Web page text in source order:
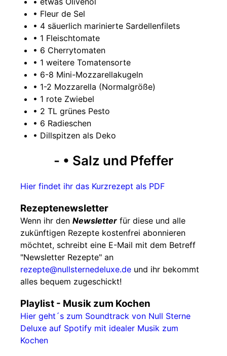
• Fleur de Sel
• 4 säuerlich marinierte Sardellenfilets
• 1 Fleischtomate
• 6 Cherrytomaten
• 1 weitere Tomatensorte
• 6-8 Mini-Mozzarellakugeln
• 1-2 Mozzarella (Normalgröße)
• 1 rote Zwiebel
• 2 TL grünes Pesto
• 6 Radieschen
• Dillspitzen als Deko
- • Salz und Pfeffer
Hier findet ihr das Kurzrezept als PDF
Rezeptenewsletter
Wenn ihr den Newsletter für diese und alle
zukünftigen Rezepte kostenfrei abonnieren
möchtet, schreibt eine E-Mail mit dem Betreff
"Newsletter Rezepte" an
rezepte@nullsternedeluxe.de und ihr bekommt
alles bequem zugeschickt!
Playlist - Musik zum Kochen
Hier geht´s zum Soundtrack von Null Sterne
Deluxe auf Spotify mit idealer Musik zum
Kochen